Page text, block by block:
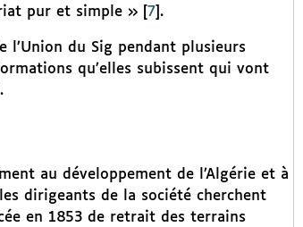
pur et simple »[ 7 .
du Sig pendant plusieurs
qu’elles subissent qui vont
au développement de l’Algérie et à
dirigeants de la société cherchent
en 1853 de retrait des terrains